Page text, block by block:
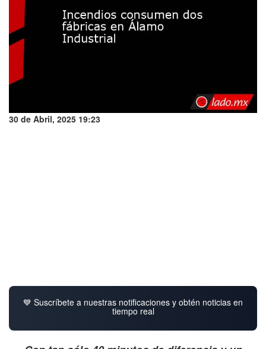
30 de Abril, 2025 19:23
💙 Suscríbete a nuestras notificaciones y obtén noticias en
tiempo real